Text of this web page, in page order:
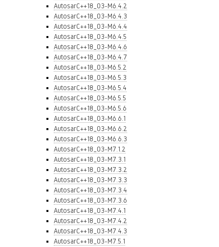
AutosarC++18_03-M6.4.2
AutosarC++18_03-M6.4.3
AutosarC++18_03-M6.4.4
AutosarC++18_03-M6.4.5
AutosarC++18_03-M6.4.6
AutosarC++18_03-M6.4.7
AutosarC++18_03-M6.5.2
AutosarC++18_03-M6.5.3
AutosarC++18_03-M6.5.4
AutosarC++18_03-M6.5.5
AutosarC++18_03-M6.5.6
AutosarC++18_03-M6.6.1
AutosarC++18_03-M6.6.2
AutosarC++18_03-M6.6.3
AutosarC++18_03-M7.1.2
AutosarC++18_03-M7.3.1
AutosarC++18_03-M7.3.2
AutosarC++18_03-M7.3.3
AutosarC++18_03-M7.3.4
AutosarC++18_03-M7.3.6
AutosarC++18_03-M7.4.1
AutosarC++18_03-M7.4.2
AutosarC++18_03-M7.4.3
AutosarC++18_03-M7.5.1